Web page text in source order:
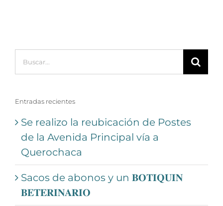
Entradas recientes
Se realizo la reubicación de Postes
de la Avenida Principal vía a
Querochaca
Sacos de abonos y un 𝐁𝐎𝐓𝐈𝐐𝐔𝐈𝐍
𝐁𝐄𝐓𝐄𝐑𝐈𝐍𝐀𝐑𝐈𝐎